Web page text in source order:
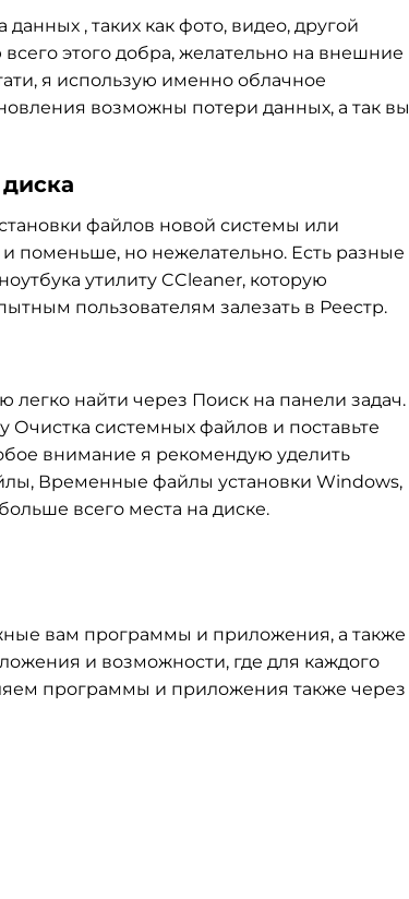
, таких как фото, видео, другой
этого добра, желательно на внешние
я использую именно облачное
возможны потери данных, а так вы
файлов новой системы или
поменьше, но нежелательно. Есть разные
утилиту CCleaner, которую
пользователям залезать в Реестр.
легко найти через Поиск на панели задач.
Очистка системных файлов и поставьте
внимание я рекомендую уделить
Временные файлы установки Windows,
всего места на диске.
вам программы и приложения, а также
и возможности, где для каждого
программы и приложения также через